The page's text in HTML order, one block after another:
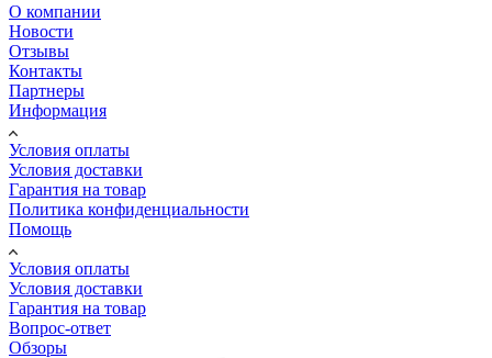
О компании
Новости
Отзывы
Контакты
Партнеры
Информация
Условия оплаты
Условия доставки
Гарантия на товар
Политика конфиденциальности
Помощь
Условия оплаты
Условия доставки
Гарантия на товар
Вопрос-ответ
Обзоры